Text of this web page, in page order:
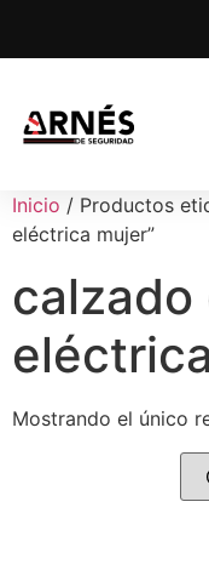
Inicio / Productos
eléctrica mujer”
Mostrando el único